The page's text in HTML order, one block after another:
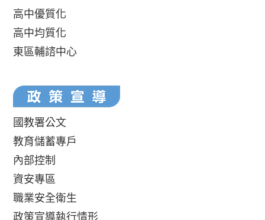
高中優質化
高中均質化
東區輔諮中心
國教署公文
教育儲蓄專戶
內部控制
資安專區
職業安全衛生
政策宣導執行情形